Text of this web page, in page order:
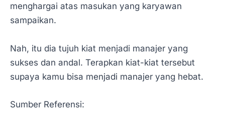
menghargai atas masukan yang karyawan
sampaikan.
Nah, itu dia tujuh kiat menjadi manajer yang
sukses dan andal. Terapkan kiat-kiat tersebut
supaya kamu bisa menjadi manajer yang hebat.
Sumber Referensi: